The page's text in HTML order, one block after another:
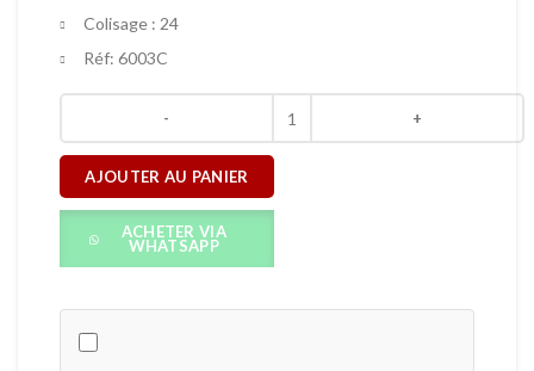
Colisage : 24
Réf: 6003C
AJOUTER AU PANIER
ACHETER VIA
WHATSAPP